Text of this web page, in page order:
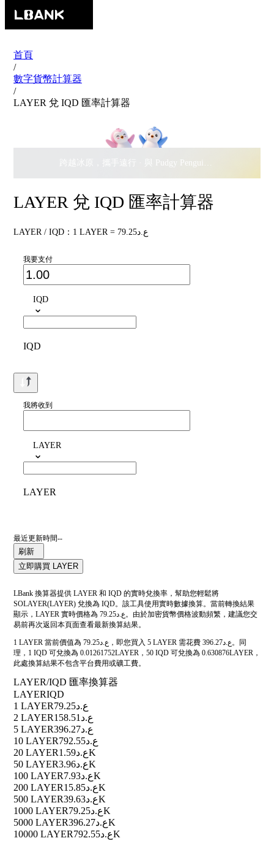
首頁
/
數字貨幣計算器
/
LAYER 兌 IQD 匯率計算器
跨越冰原，攜手遠行 · 與 Pudgy Penguins 搖擺瓜分
LAYER 兌 IQD 匯率計算器
LAYER / IQD：1 LAYER = ع.د79.25
我要支付
IQD
IQD
我將收到
LAYER
LAYER
最近更新時間--
刷新
立即購買 LAYER
LBank 換算器提供 LAYER 和 IQD 的實時兌換率，幫助您輕鬆將
SOLAYER(LAYER) 兌換為 IQD。該工具使用實時數據換算。當前轉換結果
顯示，LAYER 實時價格為 ع.د79.25。由於加密貨幣價格波動頻繁，建議您交
易前再次返回本頁面查看最新換算結果。
1 LAYER 當前價值為 ع.د79.25，即您買入 5 LAYER 需花費 ع.د396.27。同
理，1 IQD 可兌換為 0.01261752LAYER，50 IQD 可兌換為 0.630876LAYER，
此處換算結果不包含平台費用或礦工費。
LAYER/IQD 匯率換算器
LAYERIQD
1 LAYER
ع.د79.25
2 LAYER
ع.د158.51
5 LAYER
ع.د396.27
10 LAYER
ع.د792.55
20 LAYER
ع.د1.59K
50 LAYER
ع.د3.96K
100 LAYER
ع.د7.93K
200 LAYER
ع.د15.85K
500 LAYER
ع.د39.63K
1000 LAYER
ع.د79.25K
5000 LAYER
ع.د396.27K
10000 LAYER
ع.د792.55K